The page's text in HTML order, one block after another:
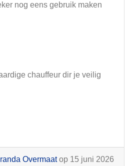
nog eens gebruik maken
chauffeur dir je veilig
Overmaatop 15 juni 2026